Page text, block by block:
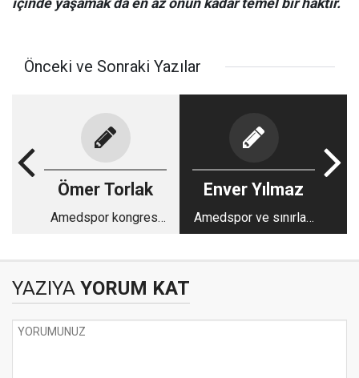
içinde yaşamak da en az onun kadar temel bir haktır.
Önceki ve Sonraki Yazılar
Ömer Torlak
Amedspor kongresi
Enver Yılmaz
Amedspor ve sınırları
aşan aidiyet
YAZIYA YORUM KAT